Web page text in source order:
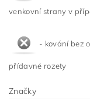
venkovní strany v
- kování bez
přídavné rozety
Značky